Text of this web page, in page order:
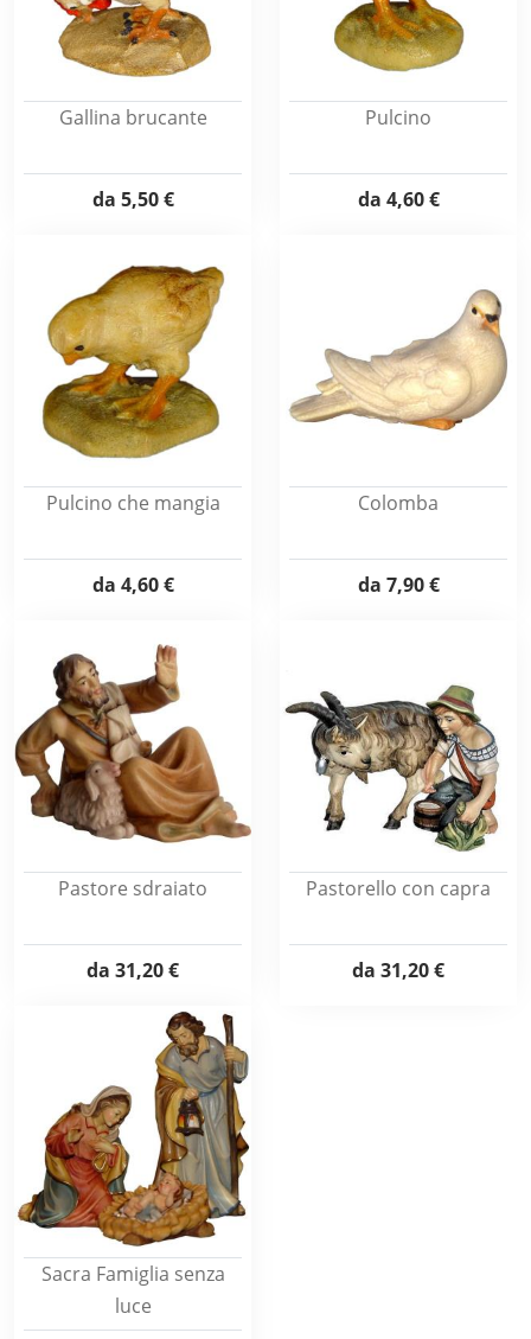
Gallina brucante
da 5,50 €
Pulcino
da 4,60 €
Pulcino che mangia
da 4,60 €
Colomba
da 7,90 €
Pastore sdraiato
da 31,20 €
Pastorello con capra
da 31,20 €
Sacra Famiglia senza
luce